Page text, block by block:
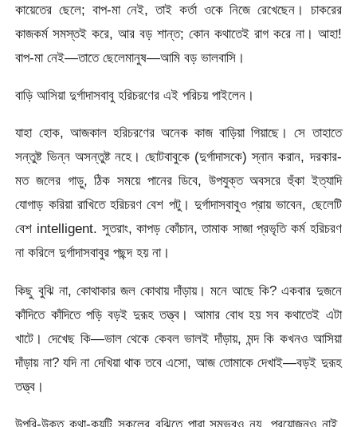
কায়েতের ছেলে; বাপ-মা নেই, তাই কর্তা ওকে নিজে রেখেছেন। চাকরের
কাজকর্ম সমস্তই করে, আর বড় শান্ত; কোন কথাতেই রাগ করে না। আহা!
বাপ-মা নেই—তাতে ছেলেমানুষ—আমি বড় ভালবাসি।
বাড়ি আসিয়া দুর্গাদাসবাবু হরিচরণের এই পরিচয় পাইলেন।
যাহা হোক, আজকাল হরিচরণের অনেক কাজ বাড়িয়া গিয়াছে। সে তাহাতে
সন্তুষ্ট ভিন্ন অসন্তুষ্ট নহে। ছোটবাবুকে (দুর্গাদাসকে) স্নান করান, দরকার-
মত জলের গাড়ু, ঠিক সময়ে পানের ডিবে, উপযুক্ত অবসরে হুঁকা ইত্যাদি
যোগাড় করিয়া রাখিতে হরিচরণ বেশ পটু। দুর্গাদাসবাবুও প্রায় ভাবেন, ছেলেটি
বেশ intelligent. সুতরাং, কাপড় কোঁচান, তামাক সাজা প্রভৃতি কর্ম হরিচরণ
না করিলে দুর্গাদাসবাবুর পছন্দ হয় না।
কিছু বুঝি না, কোথাকার জল কোথায় দাঁড়ায়। মনে আছে কি? একবার দুজনে
কাঁদিতে কাঁদিতে পড়ি বড়ই দুরূহ তত্ত্ব। আমার বোধ হয় সব কথাতেই এটা
খাটে। দেখেছ কি—ভাল থেকে কেবল ভালই দাঁড়ায়, মন্দ কি কখনও আসিয়া
দাঁড়ায় না? যদি না দেখিয়া থাক তবে এসো, আজ তোমাকে দেখাই—বড়ই দুরূহ
তত্ত্ব।
উপরি-উক্ত কথা-কয়টি সকলের বুঝিতে পারা সম্ভবও নয়, প্রয়োজনও নাই,